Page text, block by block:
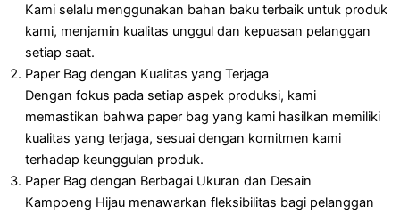
Kami selalu menggunakan bahan baku terbaik untuk produk
kami, menjamin kualitas unggul dan kepuasan pelanggan
setiap saat.
Paper Bag dengan Kualitas yang Terjaga
Dengan fokus pada setiap aspek produksi, kami
memastikan bahwa paper bag yang kami hasilkan memiliki
kualitas yang terjaga, sesuai dengan komitmen kami
terhadap keunggulan produk.
Paper Bag dengan Berbagai Ukuran dan Desain
Kampoeng Hijau menawarkan fleksibilitas bagi pelanggan